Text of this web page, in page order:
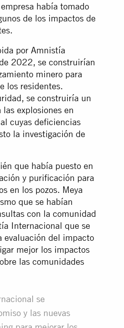
había tomado
de los impactos de
por Amnistía
2022, se construirían
minero para
los residentes.
se construiría un
explosiones en
cuyas deficiencias
la investigación de
que había puesto en
y purificación para
en los pozos. Meya
que se habían
con la comunidad
Internacional que se
evaluación del impacto
mejor los impactos
las comunidades
se
y las nuevas